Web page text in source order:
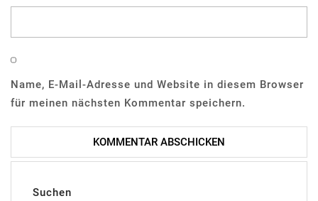
Name, E-Mail-Adresse und Website in diesem Browser
für meinen nächsten Kommentar speichern.
Suchen